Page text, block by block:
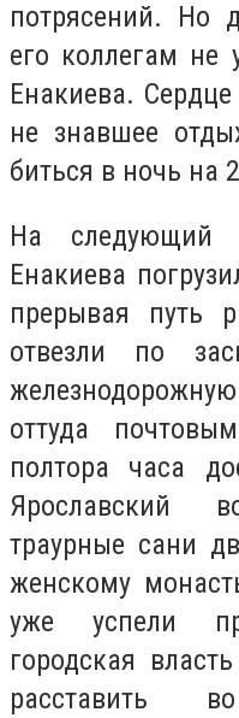
потрясений. Но
его коллегам не
Енакиева.
не знавшее
биться в ночь на
На следующий
Енакиева
прерывая путь
отвезли по
оттуда
полтора часа
Ярославский
траурные сани
женскому
уже успели
городская
расставить